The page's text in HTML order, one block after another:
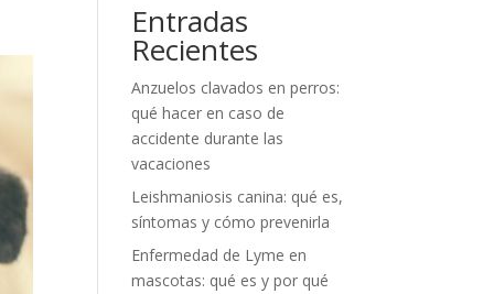
Entradas
Recientes
Anzuelos clavados en perros:
qué hacer en caso de
accidente durante las
vacaciones
Leishmaniosis canina: qué es,
síntomas y cómo prevenirla
Enfermedad de Lyme en
mascotas: qué es y por qué